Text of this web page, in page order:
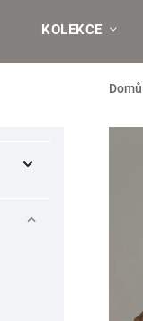
KOLEKCE
Domů